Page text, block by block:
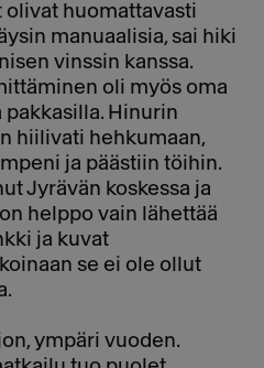
olivat huomattavasti
manuaalisia, sai hiki
vinssin kanssa.
oli myös oma
Hinurin
hiilivati hehkumaan,
ja päästiin töihin.
Jyrävän koskessa ja
helppo vain lähettää
ja kuvat
se ei ole ollut
ympäri vuoden.